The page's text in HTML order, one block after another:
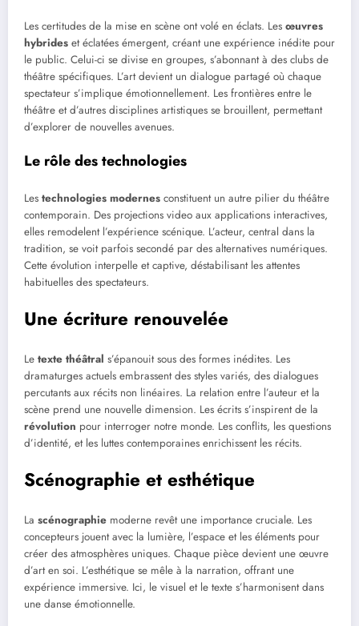
Les certitudes de la mise en scène ont volé en éclats. Les œuvres
hybrides et éclatées émergent, créant une expérience inédite pour
le public. Celui-ci se divise en groupes, s’abonnant à des clubs de
théâtre spécifiques. L’art devient un dialogue partagé où chaque
spectateur s’implique émotionnellement. Les frontières entre le
théâtre et d’autres disciplines artistiques se brouillent, permettant
d’explorer de nouvelles avenues.
Le rôle des technologies
Les technologies modernes constituent un autre pilier du théâtre
contemporain. Des projections video aux applications interactives,
elles remodelent l’expérience scénique. L’acteur, central dans la
tradition, se voit parfois secondé par des alternatives numériques.
Cette évolution interpelle et captive, déstabilisant les attentes
habituelles des spectateurs.
Une écriture renouvelée
Le texte théâtral s’épanouit sous des formes inédites. Les
dramaturges actuels embrassent des styles variés, des dialogues
percutants aux récits non linéaires. La relation entre l’auteur et la
scène prend une nouvelle dimension. Les écrits s’inspirent de la
révolution pour interroger notre monde. Les conflits, les questions
d’identité, et les luttes contemporaines enrichissent les récits.
Scénographie et esthétique
La scénographie moderne revêt une importance cruciale. Les
concepteurs jouent avec la lumière, l’espace et les éléments pour
créer des atmosphères uniques. Chaque pièce devient une œuvre
d’art en soi. L’esthétique se mêle à la narration, offrant une
expérience immersive. Ici, le visuel et le texte s’harmonisent dans
une danse émotionnelle.